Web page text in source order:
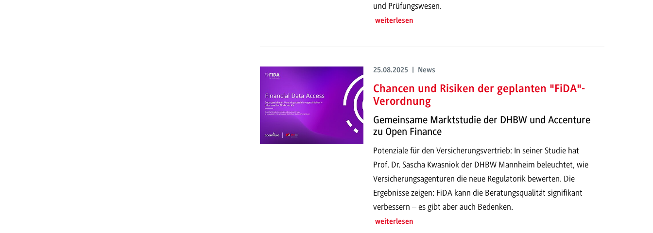
und Prüfungswesen.
weiterlesen
25.08.2025 | News
Chancen und Risiken der geplanten "FiDA"-
Verordnung
Gemeinsame Marktstudie der DHBW und Accenture
zu Open Finance
Potenziale für den Versicherungsvertrieb: In seiner Studie hat
Prof. Dr. Sascha Kwasniok der DHBW Mannheim beleuchtet, wie
Versicherungsagenturen die neue Regulatorik bewerten. Die
Ergebnisse zeigen: FiDA kann die Beratungsqualität signifikant
verbessern – es gibt aber auch Bedenken.
weiterlesen